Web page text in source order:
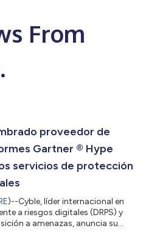
From
proveedor de
Gartner ® Hype
servicios de protección
)--Cyble, líder internacional en
a riesgos digitales (DRPS) y
a amenazas, anuncia su